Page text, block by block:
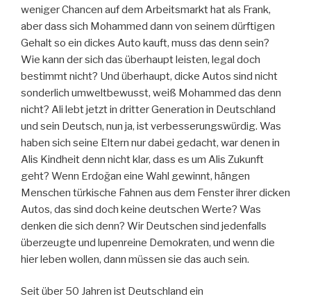
weniger Chancen auf dem Arbeitsmarkt hat als Frank,
aber dass sich Mohammed dann von seinem dürftigen
Gehalt so ein dickes Auto kauft, muss das denn sein?
Wie kann der sich das überhaupt leisten, legal doch
bestimmt nicht? Und überhaupt, dicke Autos sind nicht
sonderlich umweltbewusst, weiß Mohammed das denn
nicht? Ali lebt jetzt in dritter Generation in Deutschland
und sein Deutsch, nun ja, ist verbesserungswürdig. Was
haben sich seine Eltern nur dabei gedacht, war denen in
Alis Kindheit denn nicht klar, dass es um Alis Zukunft
geht? Wenn Erdoğan eine Wahl gewinnt, hängen
Menschen türkische Fahnen aus dem Fenster ihrer dicken
Autos, das sind doch keine deutschen Werte? Was
denken die sich denn? Wir Deutschen sind jedenfalls
überzeugte und lupenreine Demokraten, und wenn die
hier leben wollen, dann müssen sie das auch sein.
Seit über 50 Jahren ist Deutschland ein